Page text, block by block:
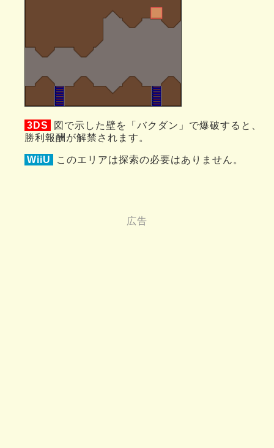
3DS
図で示した壁を「バクダン」で爆破すると、
勝利報酬が解禁されます。
WiiU このエリアは探索の必要はありません。